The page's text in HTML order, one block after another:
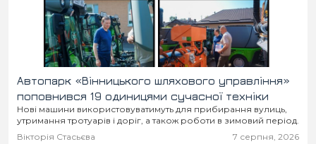
Автопарк «Вінницького шляхового управління»
поповнився 19 одиницями сучасної техніки
Нові машини використовуватимуть для прибирання вулиць,
утримання тротуарів і доріг, а також роботи в зимовий період.
Вікторія Стасьєва
7 серпня, 2026